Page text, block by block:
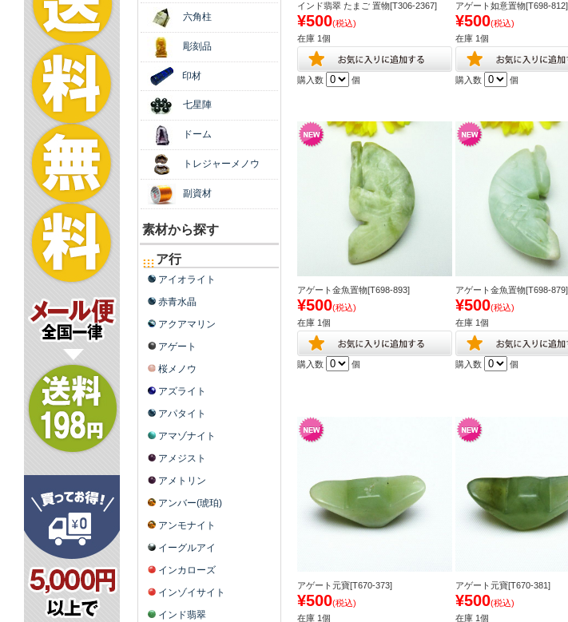
インド翡翠 たまご 置物[T306-2367]
¥500(税込)
在庫 1個
購入数 個
アゲート如意置物[T698-812]
¥500(税込)
在庫 1個
購入数 個
アゲート金魚置物[T698-893]
¥500(税込)
在庫 1個
購入数 個
アゲート金魚置物[T698-879]
¥500(税込)
在庫 1個
購入数 個
アゲート元寶[T670-373]
¥500(税込)
在庫 1個
アゲート元寶[T670-381]
¥500(税込)
在庫 1個
六角柱
彫刻品
印材
七星陣
ドーム
トレジャーメノウ
副資材
素材から探す
ア行
アイオライト
赤青水晶
アクアマリン
アゲート
桜メノウ
アズライト
アパタイト
アマゾナイト
アメジスト
アメトリン
アンバー(琥珀)
アンモナイト
イーグルアイ
インカローズ
インゾイサイト
インド翡翠